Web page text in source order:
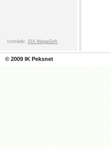
© 2009 IK Peksnet
Izstrāde: SIA MegaSoft